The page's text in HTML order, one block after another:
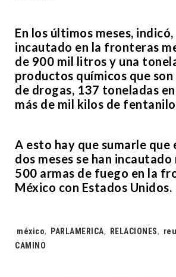
En los últimos meses, indicó,
incautado en la fronteras
de 900 mil litros y una
productos químicos que
de drogas, 137 toneladas
más de mil kilos de
A esto hay que sumarle que
dos meses se han incautado
500 armas de fuego en la
México con Estados Unidos.
Tags:
méxico, PARLAMERICA, RELACIONES,
CAMINO